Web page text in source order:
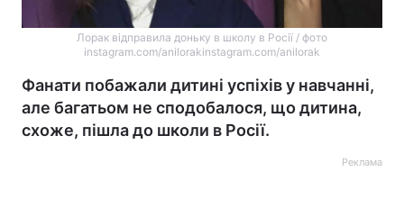
Лорак відправила доньку в школу в Росії / фото
instagram.com/anilorakinstagram.com/anilorak
Фанати побажали дитині успіхів у навчанні,
але багатьом не сподобалося, що дитина,
схоже, пішла до школи в Росії.
Реклама